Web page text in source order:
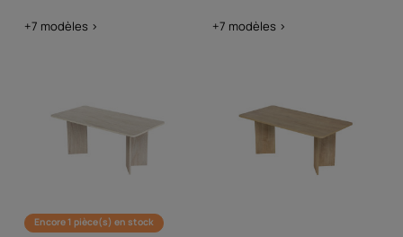
+7 modèles > +7 modèles >
Encore 1 pièce(s) en stock